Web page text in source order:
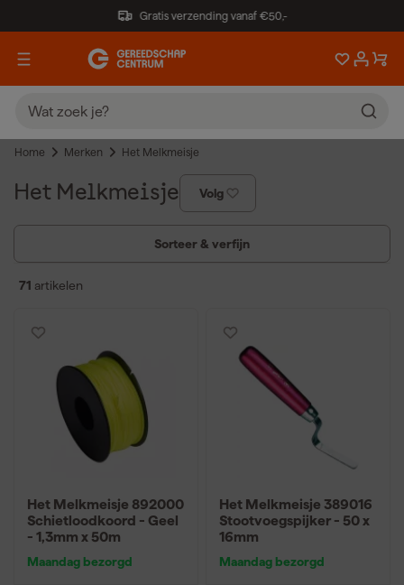
Gratis verzending vanaf €50,-
Home Merken Het Melkmeisje
Het Melkmeisje Volg
Sorteer & verfijn
71 artikelen
Het Melkmeisje 892000
Schietloodkoord - Geel
- 1,3mm x 50m
Maandag bezorgd
Het Melkmeisje 389016
Stootvoegspijker - 50 x
16mm
Maandag bezorgd